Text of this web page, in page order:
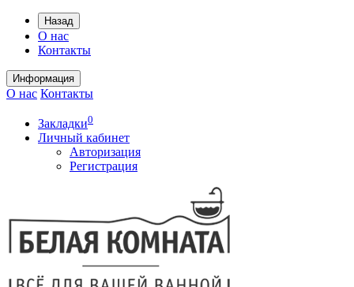
Назад
О нас
Контакты
Информация
О нас Контакты
Закладки0
Личный кабинет
Авторизация
Регистрация